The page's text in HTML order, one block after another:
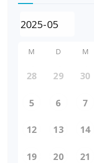
M D M
28 29 30
5 6 7
12 13 14
19 20 21